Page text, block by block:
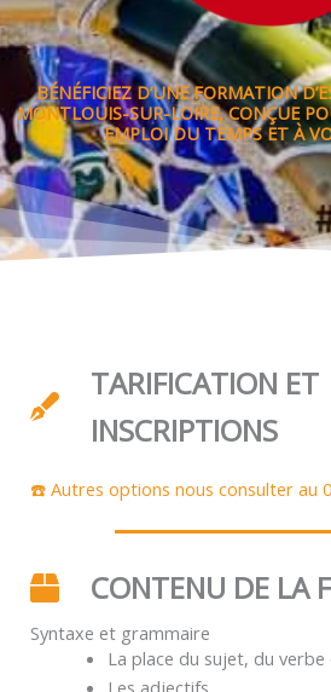
BÉNÉFICIEZ D’UNE FORMATION
MONTLOUIS-SUR-LOIRE, CONÇUE
EMPLOI DU TEMPS ET À
TARIFICATION ET
INSCRIPTIONS
☎️ Autres options nous consulter au
CONTENU DE LA
Syntaxe et grammaire
La place du sujet, du